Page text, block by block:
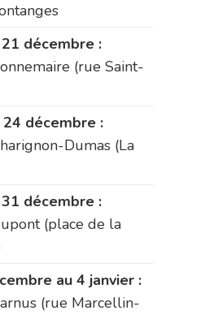
décembre :
(rue Saint-
24 décembre :
Dumas (La
décembre :
(place de la
au 4 janvier :
(rue Marcellin-